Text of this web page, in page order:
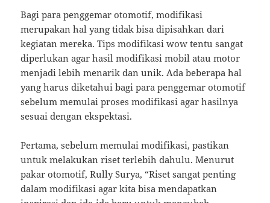
Bagi para penggemar otomotif, modifikasi
merupakan hal yang tidak bisa dipisahkan dari
kegiatan mereka. Tips modifikasi wow tentu sangat
diperlukan agar hasil modifikasi mobil atau motor
menjadi lebih menarik dan unik. Ada beberapa hal
yang harus diketahui bagi para penggemar otomotif
sebelum memulai proses modifikasi agar hasilnya
sesuai dengan ekspektasi.
Pertama, sebelum memulai modifikasi, pastikan
untuk melakukan riset terlebih dahulu. Menurut
pakar otomotif, Rully Surya, “Riset sangat penting
dalam modifikasi agar kita bisa mendapatkan